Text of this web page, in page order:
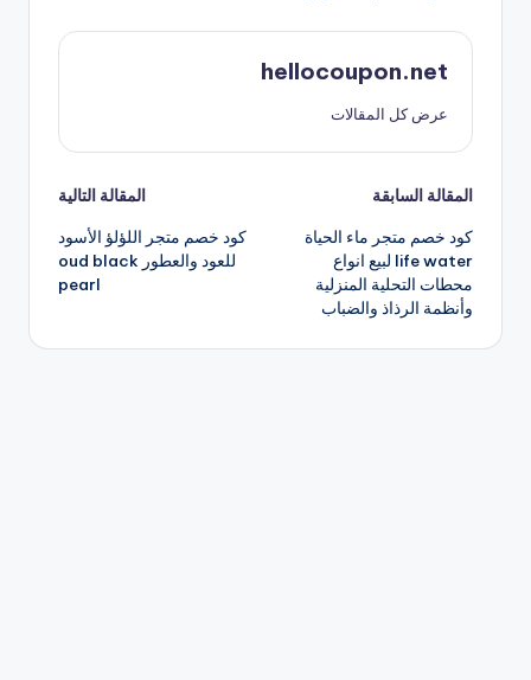
hellocoupon.net
عرض كل المقالات
تصفّح
المقالات
المقالة السابقة
كود خصم متجر ماء الحياة
life water لبيع انواع
محطات التحلية المنزلية
وأنظمة الرذاذ والضباب
المقالة التالية
كود خصم متجر اللؤلؤ الأسود
للعود والعطور oud black
pearl